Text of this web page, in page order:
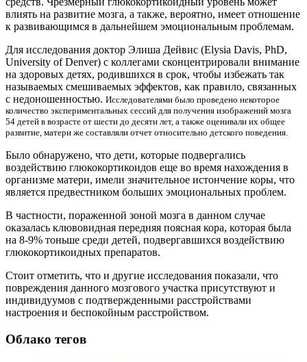
влиять на развитие мозга, а также, вероятно, имеет отношение
к развивающимся в дальнейшем эмоциональным проблемам.
Для исследования доктор Элиша Дейвис (Elysia Davis, PhD,
University of Denver) с коллегами сконцентрировали внимание
на здоровых детях, родившихся в срок, чтобы избежать так
называемых смешиваемых эффектов, как правило, связанных
с недоношенностью. Исследователями было проведено некоторое
количество экспериментальных сессий для получения изображений мозга
54 детей в возрасте от шести до десяти лет, а также оценивали их общее
развитие, матери же составляли отчет относительно детского поведения.
Было обнаружено, что дети, которые подвергались
воздействию глюкокортикоидов еще во время нахождения в
организме матери, имели значительное истончение коры, что
является предвестником больших эмоциональных проблем.
В частности, пораженной зоной мозга в данном случае
оказалась клювовидная передняя поясная кора, которая была
на 8-9% тоньше среди детей, подвергавшихся воздействию
глюкокортикоидных препаратов.
Стоит отметить, что и другие исследования показали, что
повреждения данного мозгового участка присутствуют и
индивидуумов с подтвержденными расстройствами
настроения и беспокойным расстройством.
Облако тегов